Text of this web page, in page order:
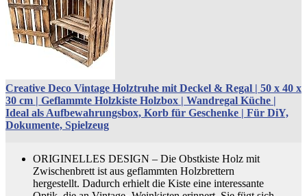
Creative Deco Vintage Holztruhe mit Deckel & Regal | 50 x 40 x
30 cm | Geflammte Holzkiste Holzbox | Wandregal Küche |
Ideal als Aufbewahrungsbox, Korb für Geschenke | Für DiY,
Dokumente, Spielzeug
ORIGINELLES DESIGN – Die Obstkiste Holz mit
Zwischenbrett ist aus geflammten Holzbrettern
hergestellt. Dadurch erhielt die Kiste eine interessante